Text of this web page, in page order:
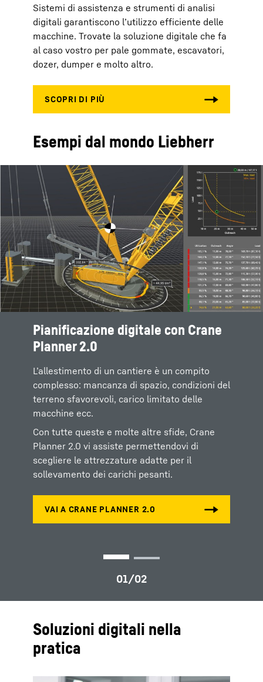
Sistemi di assistenza e strumenti di analisi
digitali garantiscono l’utilizzo efficiente delle
macchine. Trovate la soluzione digitale che fa
al caso vostro per pale gommate, escavatori,
dozer, dumper e molto altro.
Esempi dal mondo Liebherr
Pianificazione digitale con Crane
Planner 2.0
L’allestimento di un cantiere è un compito
complesso: mancanza di spazio, condizioni del
terreno sfavorevoli, carico limitato delle
macchine ecc.
Con tutte queste e molte altre sfide, Crane
Planner 2.0 vi assiste permettendovi di
scegliere le attrezzature adatte per il
sollevamento dei carichi pesanti.
Il sistema di posizionamento
LIPOS® di Liebherr per macchine
I macchinari per fondazioni speciali di Liebherr
dotati di sistemi LIPOS creano i requisiti
ottimali per la massima precisione nelle fasi
di posizionamento ed esecuzione di attività di
perforazione e palificazione.
Soluzioni digitali nella
pratica